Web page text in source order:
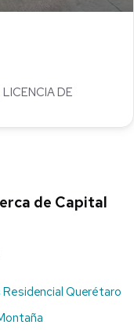
DE
de Capital
Querétaro